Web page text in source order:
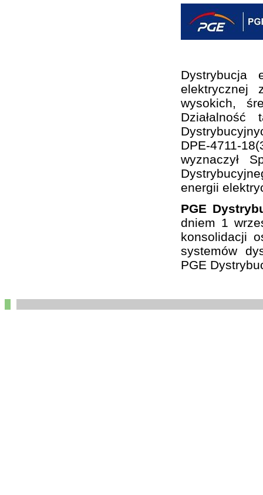
Dystrybucja
elektrycznej
wysokich,
DPE-4711-
wyznaczył
energii
PGE
dniem 1
konsolidacji
systemów
PGE